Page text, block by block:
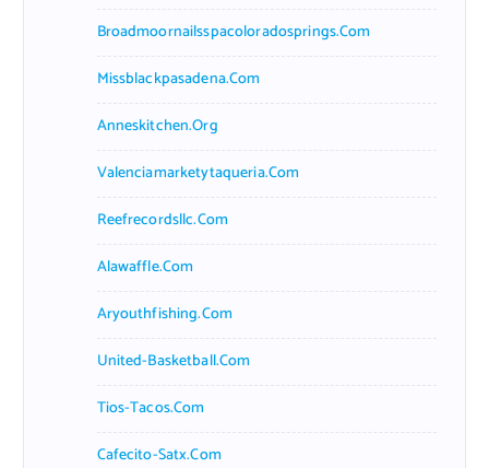
Broadmoornailsspacoloradosprings.com
Missblackpasadena.com
Anneskitchen.org
Valenciamarketytaqueria.com
Reefrecordsllc.com
Alawaffle.com
Aryouthfishing.com
United-Basketball.com
Tios-Tacos.com
Cafecito-Satx.com